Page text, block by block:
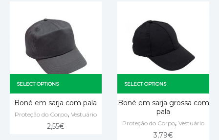
SELECT OPTIONS
Boné em sarja com pala
Proteção do Corpo, Vestuário
2,55€
SELECT OPTIONS
Boné em sarja grossa com
pala
Proteção do Corpo,Vestuário
3,79€